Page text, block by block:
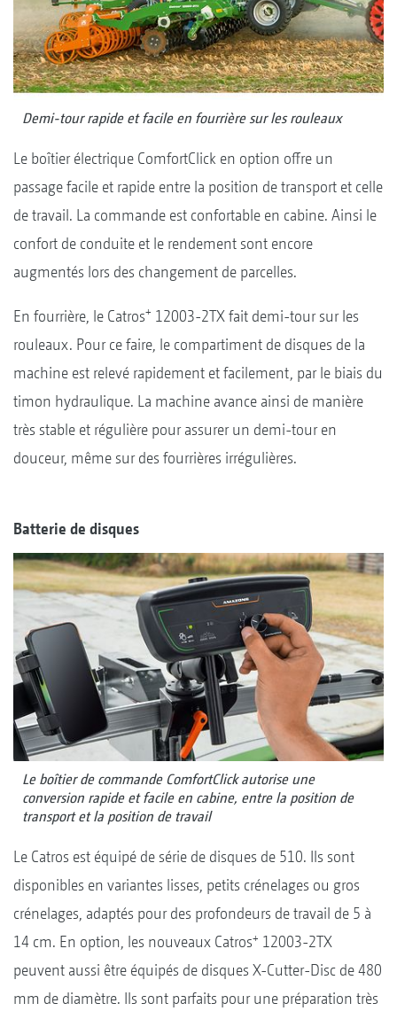
Demi-tour rapide et facile en fourrière sur les rouleaux
Le boîtier électrique ComfortClick en option offre un
passage facile et rapide entre la position de transport et celle
de travail. La commande est confortable en cabine. Ainsi le
confort de conduite et le rendement sont encore
augmentés lors des changement de parcelles.
En fourrière, le Catros+ 12003-2TX fait demi-tour sur les
rouleaux. Pour ce faire, le compartiment de disques de la
machine est relevé rapidement et facilement, par le biais du
timon hydraulique. La machine avance ainsi de manière
très stable et régulière pour assurer un demi-tour en
douceur, même sur des fourrières irrégulières.
Batterie de disques
Le boîtier de commande ComfortClick autorise une
conversion rapide et facile en cabine, entre la position de
transport et la position de travail
Le Catros est équipé de série de disques de 510. Ils sont
disponibles en variantes lisses, petits crénelages ou gros
crénelages, adaptés pour des profondeurs de travail de 5 à
14 cm. En option, les nouveaux Catros+ 12003-2TX
peuvent aussi être équipés de disques X-Cutter-Disc de 480
mm de diamètre. Ils sont parfaits pour une préparation très